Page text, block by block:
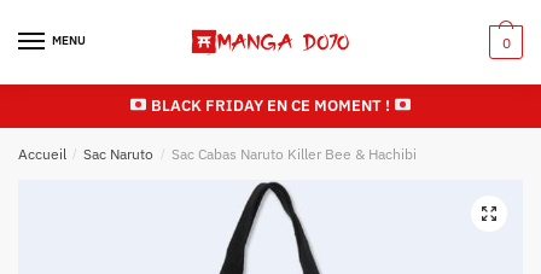
MENU 0
BLACK FRIDAY EN CE MOMENT !
Accueil / Sac Naruto / Sac Cabas Naruto Killer Bee & Hachibi